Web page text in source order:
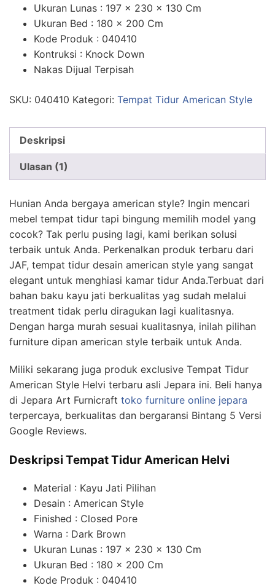
Ukuran Lunas : 197 x 230 x 130 Cm
Ukuran Bed : 180 x 200 Cm
Kode Produk : 040410
Kontruksi : Knock Down
Nakas Dijual Terpisah
SKU: 040410 Kategori: Tempat Tidur American Style
Deskripsi
Ulasan (1)
Hunian Anda bergaya american style? Ingin mencari
mebel tempat tidur tapi bingung memilih model yang
cocok? Tak perlu pusing lagi, kami berikan solusi
terbaik untuk Anda. Perkenalkan produk terbaru dari
JAF, tempat tidur desain american style yang sangat
elegant untuk menghiasi kamar tidur Anda.Terbuat dari
bahan baku kayu jati berkualitas yag sudah melalui
treatment tidak perlu diragukan lagi kualitasnya.
Dengan harga murah sesuai kualitasnya, inilah pilihan
furniture dipan american style terbaik untuk Anda.
Miliki sekarang juga produk exclusive Tempat Tidur
American Style Helvi terbaru asli Jepara ini. Beli hanya
di Jepara Art Furnicraft toko furniture online jepara
terpercaya, berkualitas dan bergaransi Bintang 5 Versi
Google Reviews.
Deskripsi Tempat Tidur American Helvi
Material : Kayu Jati Pilihan
Desain : American Style
Finished : Closed Pore
Warna : Dark Brown
Ukuran Lunas : 197 x 230 x 130 Cm
Ukuran Bed : 180 x 200 Cm
Kode Produk : 040410